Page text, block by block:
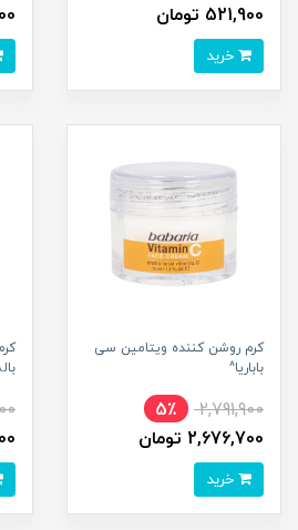
521,900 تومان
کرم روشن کننده ویتامین سی
باباریا^
2,791,900
5٪
2,676,700 تومان
باله